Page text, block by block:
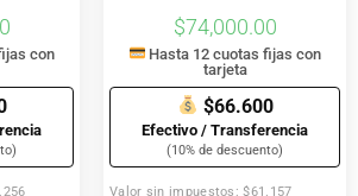
con
$74,000.00
Hasta 12 cuotas fijas con
tarjeta
$66.600
Efectivo / Transferencia
(10% de descuento)
Valor sin impuestos: $61.157